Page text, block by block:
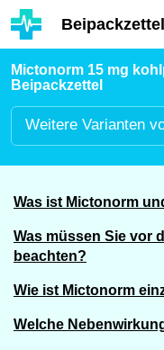
Hauptinhalt
Mictonorm 15 mg
Beipackzettel
Weitere Varianten
Was ist Mictonorm
Was müssen Sie vor
beachten?
Wie ist Mictonorm
Welche